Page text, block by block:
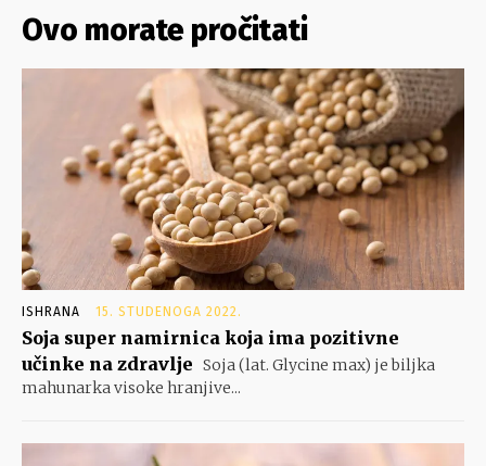
Ovo morate pročitati
ISHRANA 15. STUDENOGA 2022.
Soja super namirnica koja ima pozitivne
učinke na zdravlje Soja (lat. Glycine max) je biljka
mahunarka visoke hranjive...